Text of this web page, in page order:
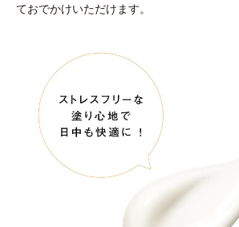
ておでかけいただけます。